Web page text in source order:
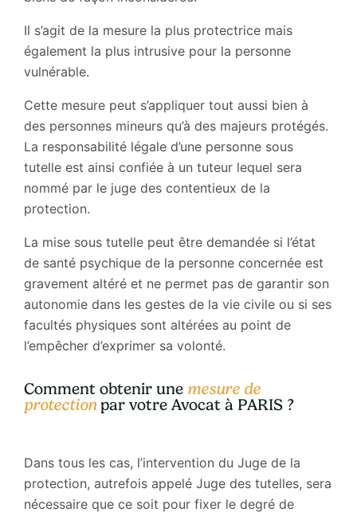
Il s’agit de la mesure la plus protectrice mais
également la plus intrusive pour la personne
vulnérable.
Cette mesure peut s’appliquer tout aussi bien à
des personnes mineurs qu’à des majeurs protégés.
La responsabilité légale d’une personne sous
tutelle est ainsi confiée à un tuteur lequel sera
nommé par le juge des contentieux de la
protection.
La mise sous tutelle peut être demandée si l’état
de santé psychique de la personne concernée est
gravement altéré et ne permet pas de garantir son
autonomie dans les gestes de la vie civile ou si ses
facultés physiques sont altérées au point de
l’empêcher d’exprimer sa volonté.
Comment obtenir une mesure de
protectionpar votre Avocat à PARIS ?
Dans tous les cas, l’intervention du Juge de la
protection, autrefois appelé Juge des tutelles, sera
nécessaire que ce soit pour fixer le degré de